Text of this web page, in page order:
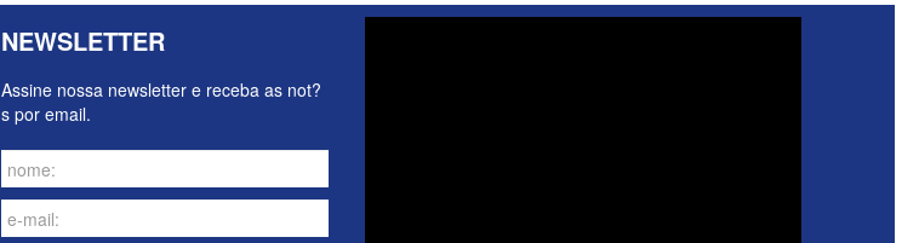
NEWSLETTER
Assine nossa newsletter e receba as not?
s por email.